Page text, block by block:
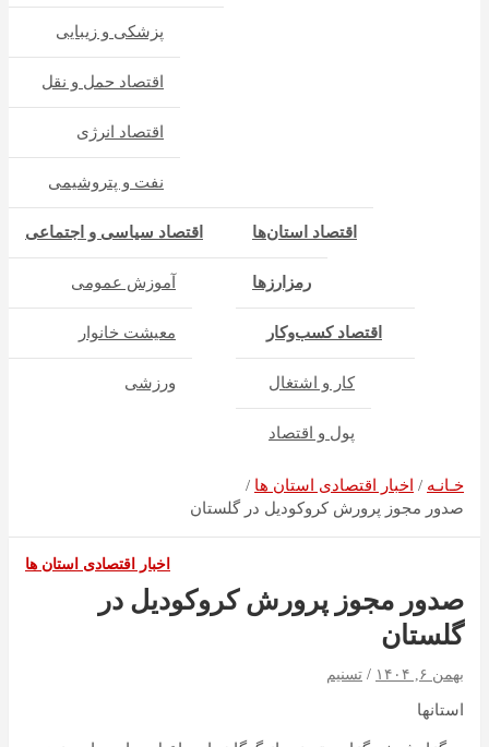
پزشکی و زیبایی
اقتصاد حمل و نقل
اقتصاد انرژی
نفت و پتروشیمی
اقتصاد سیاسی و اجتماعی
آموزش عمومی
معیشت خانوار
ورزشی
اقتصاد استان‌ها
رمزارزها
اقتصاد کسب‌و‌کار
کار و اشتغال
پول و اقتصاد
خـانـه
اخبار اقتصادی استان ها
صدور مجوز پرورش کروکودیل در گلستان
اخبار اقتصادی استان ها
صدور مجوز پرورش کروکودیل در
گلستان
بهمن ۶, ۱۴۰۴ تسنیم
استانها